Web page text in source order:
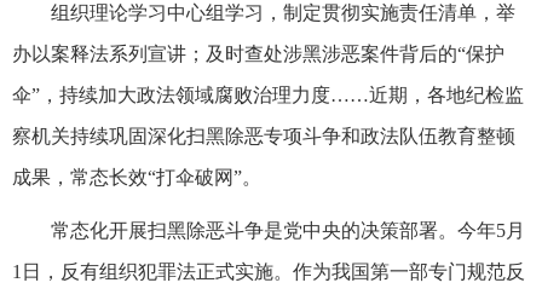
组织理论学习中心组学习，制定贯彻实施责任清单，举
办以案释法系列宣讲；及时查处涉黑涉恶案件背后的“保护
伞”，持续加大政法领域腐败治理力度……近期，各地纪检监
察机关持续巩固深化扫黑除恶专项斗争和政法队伍教育整顿
成果，常态长效“打伞破网”。
常态化开展扫黑除恶斗争是党中央的决策部署。今年5月
1日，反有组织犯罪法正式实施。作为我国第一部专门规范反